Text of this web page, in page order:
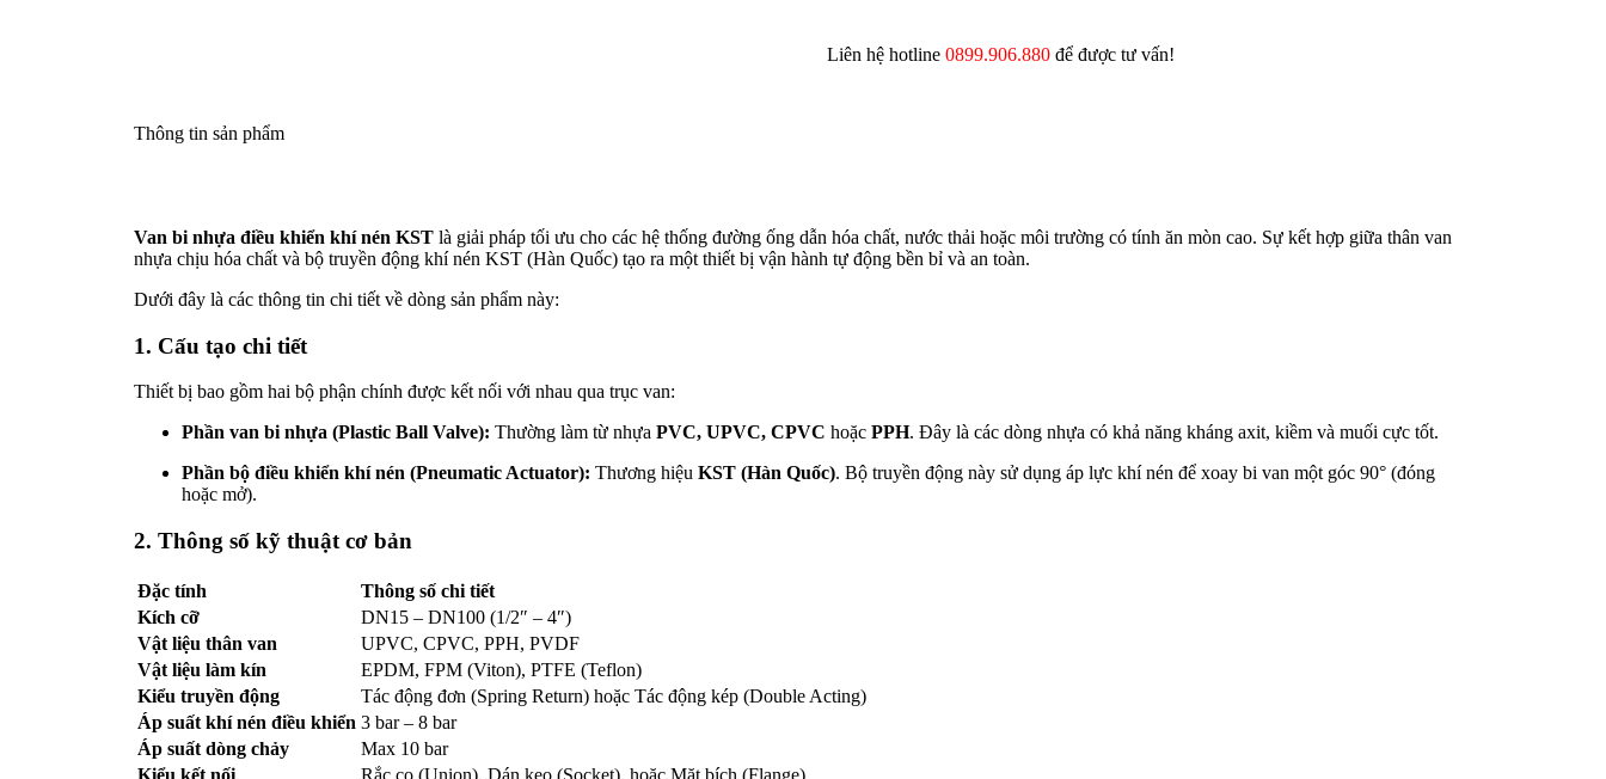
Liên hệ hotline 0899.906.880 để được tư vấn!
Thông tin sản phẩm
Van bi nhựa điều khiển khí nén KST là giải pháp tối ưu cho các hệ thống đường ống dẫn hóa chất, nước thải hoặc môi trường có tính ăn mòn cao. Sự kết hợp giữa thân van
nhựa chịu hóa chất và bộ truyền động khí nén KST (Hàn Quốc) tạo ra một thiết bị vận hành tự động bền bỉ và an toàn.
Dưới đây là các thông tin chi tiết về dòng sản phẩm này:
1. Cấu tạo chi tiết
Thiết bị bao gồm hai bộ phận chính được kết nối với nhau qua trục van:
Phần van bi nhựa (Plastic Ball Valve): Thường làm từ nhựa PVC, UPVC, CPVC hoặc PPH. Đây là các dòng nhựa có khả năng kháng axit, kiềm và muối cực tốt.
Phần bộ điều khiển khí nén (Pneumatic Actuator): Thương hiệu KST (Hàn Quốc). Bộ truyền động này sử dụng áp lực khí nén để xoay bi van một góc 90° (đóng
hoặc mở).
2. Thông số kỹ thuật cơ bản
Đặc tính
Thông số chi tiết
Kích cỡ
DN15 – DN100 (1/2″ – 4″)
Vật liệu thân van
UPVC, CPVC, PPH, PVDF
Vật liệu làm kín
EPDM, FPM (Viton), PTFE (Teflon)
Kiểu truyền động
Tác động đơn (Spring Return) hoặc Tác động kép (Double Acting)
Áp suất khí nén điều khiển 3 bar – 8 bar
Áp suất dòng chảy
Max 10 bar
Kiểu kết nối
Rắc co (Union), Dán keo (Socket), hoặc Mặt bích (Flange)